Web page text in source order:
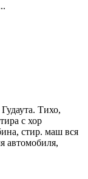
Тихо,
с хор
стир. маш вся
автомобиля,